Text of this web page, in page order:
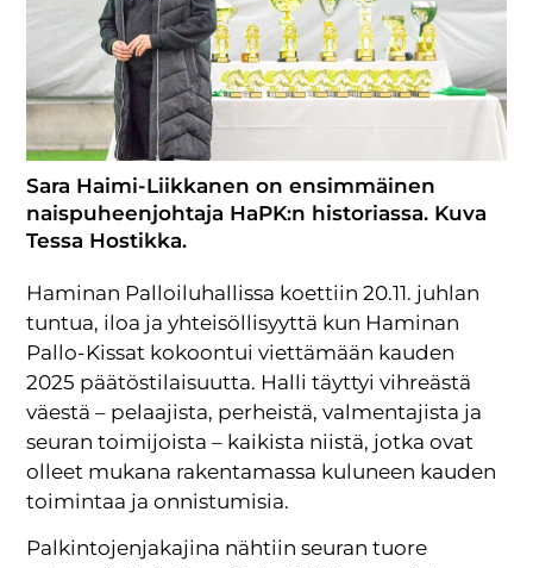
Sara Haimi-Liikkanen on ensimmäinen
naispuheenjohtaja HaPK:n historiassa. Kuva
Tessa Hostikka.
Haminan Palloiluhallissa koettiin 20.11. juhlan
tuntua, iloa ja yhteisöllisyyttä kun Haminan
Pallo-Kissat kokoontui viettämään kauden
2025 päätöstilaisuutta. Halli täyttyi vihreästä
väestä – pelaajista, perheistä, valmentajista ja
seuran toimijoista – kaikista niistä, jotka ovat
olleet mukana rakentamassa kuluneen kauden
toimintaa ja onnistumisia.
Palkintojenjakajina nähtiin seuran tuore